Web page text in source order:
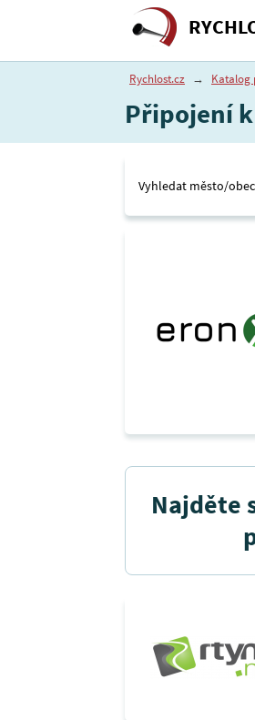
Rychlost.cz → Katalog
Připojení
Vyhledat město/
Najděte